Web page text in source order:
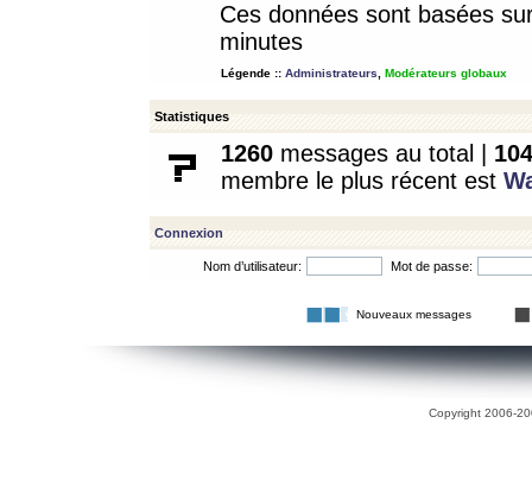
Ces données sont basées
minutes
Légende :: Administrateurs Modérateurs globaux
Statistiques
1260 messages au total | 104
membre le plus récent est
Connexion
Nom d’utilisateur: Mot de passe:
Nouveaux messages
Copyright 2006-